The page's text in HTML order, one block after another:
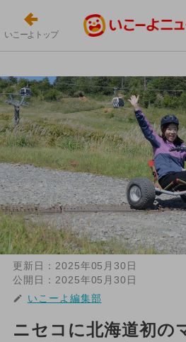
いこーよトップ
更新日： 2025年05月30日
公開日： 2025年05月30日
いこーよ編集部
ニセコに北海道初の